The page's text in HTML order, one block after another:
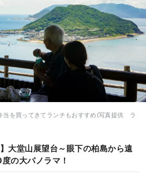
当を買ってきてランチもおすすめ(写真提供 ラ
大堂山展望台～眼下の柏島から遠
の大パノラマ！